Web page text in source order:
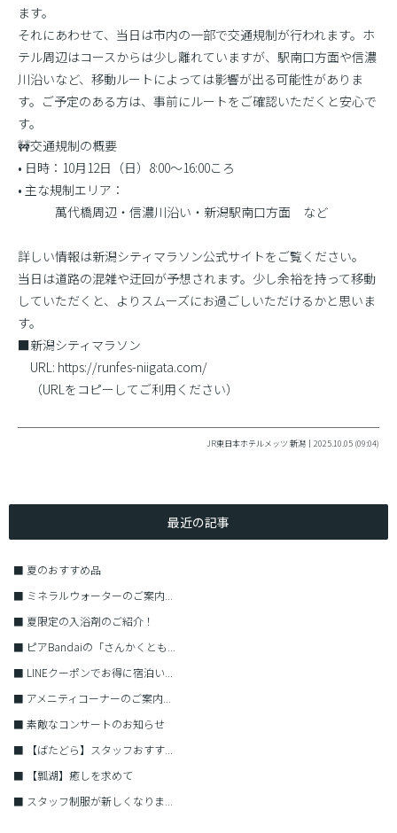
ます。
それにあわせて、当日は市内の一部で交通規制が行われます。ホ
テル周辺はコースからは少し離れていますが、駅南口方面や信濃
川沿いなど、移動ルートによっては影響が出る可能性がありま
す。ご予定のある方は、事前にルートをご確認いただくと安心で
す。
🚧交通規制の概要
• 日時：10月12日（日）8:00〜16:00ころ
• 主な規制エリア：
萬代橋周辺・信濃川沿い・新潟駅南口方面 など
詳しい情報は新潟シティマラソン公式サイトをご覧ください。
当日は道路の混雑や迂回が予想されます。少し余裕を持って移動
していただくと、よりスムーズにお過ごしいただけるかと思いま
す。
■新潟シティマラソン
URL: https://runfes-niigata.com/
（URLをコピーしてご利用ください）
JR東日本ホテルメッツ 新潟｜2025.10.05 (09:04)
最近の記事
■ 夏のおすすめ品
■ ミネラルウォーターのご案内...
■ 夏限定の入浴剤のご紹介！
■ ピアBandaiの「さんかくとも...
■ LINEクーポンでお得に宿泊い...
■ アメニティコーナーのご案内...
■ 素敵なコンサートのお知らせ
■
【ばたどら】スタッフおすす...
■
【瓢湖】癒しを求めて
■ スタッフ制服が新しくなりま...